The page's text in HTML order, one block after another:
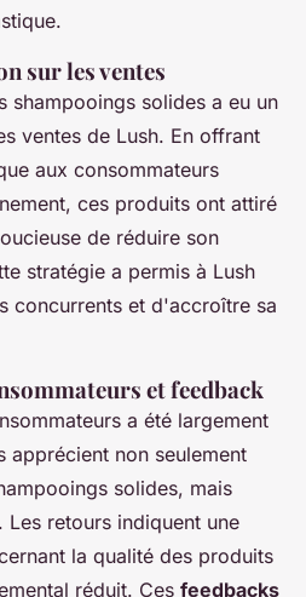
sur les ventes
shampooings solides a eu un
ventes de Lush. En offrant
aux consommateurs
ces produits ont attiré
de réduire son
stratégie a permis à Lush
concurrents et d'accroître sa
et feedback
a été largement
apprécient non seulement
solides, mais
retours indiquent une
la qualité des produits
réduit. Ces feedbacks